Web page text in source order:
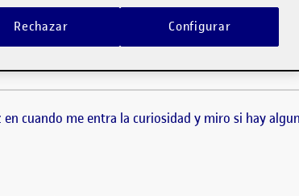
me entra la curiosidad y miro si hay alguna novedad
cuando me entra la curiosidad y miro si hay
Rechazar Configurar